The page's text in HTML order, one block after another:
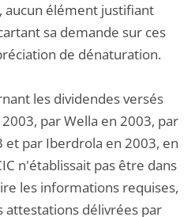
aucun élément justifiant
sa demande sur ces
de dénaturation.
les dividendes versés
par Wella en 2003, par
et par Iberdrola en 2003, en
n'établissait pas être dans
les informations requises,
attestations délivrées par